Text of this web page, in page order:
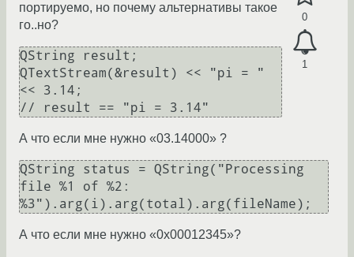
0
1
портируемо, но почему альтернативы такое
го..но?
QString result;
QTextStream(&result) << "pi = "
<< 3.14;
А что если мне нужно «03.14000» ?
QString status = QString("Processing
file %1 of %2:
А что если мне нужно «0x00012345»?